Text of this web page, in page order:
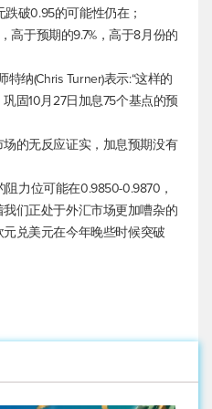
破0.95的可能性仍在；
高于预期的9.7%，高于8月份的
纳(Chris Turner)表示:“这样的
固10月27日加息75个基点的预
的无反应证实，加息预期没有
阻力位可能在0.9850-0.9870，
们正处于外汇市场更加嘈杂的
元兑美元在今年晚些时候突破